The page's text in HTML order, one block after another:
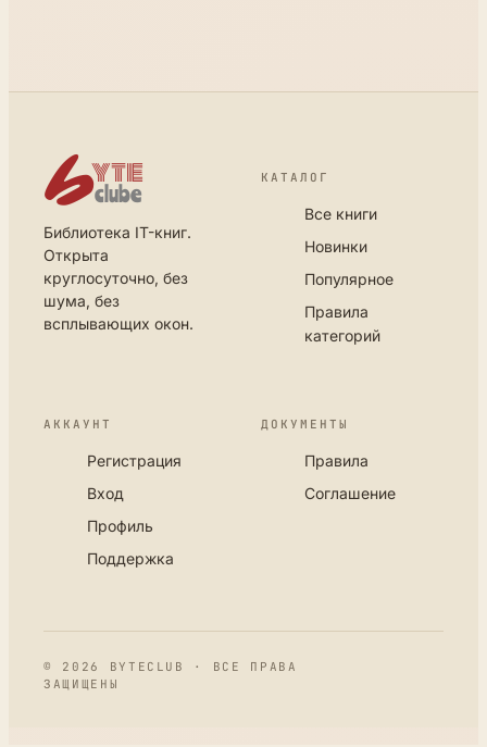
Библиотека IT-книг.
Открыта
круглосуточно, без
шума, без
всплывающих окон.
КАТАЛОГ
Все книги
Новинки
Популярное
Правила
категорий
АККАУНТ
Регистрация
Вход
Профиль
Поддержка
ДОКУМЕНТЫ
Правила
Соглашение
© 2026 BYTECLUB · ВСЕ ПРАВА
ЗАЩИЩЕНЫ